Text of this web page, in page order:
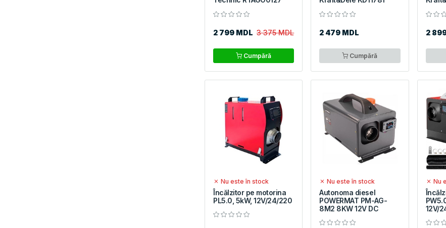
2 799 MDL 3 375 MDL
Cumpără
2 479 MDL
Cumpără
2
Nu este în stock
Încălzitor pe motorina
PL5.0, 5kW, 12V/24/220
Nu este în stock
Autonoma diesel
POWERMAT PM-AG-
8M2 8KW 12V DC
Nu
12V/